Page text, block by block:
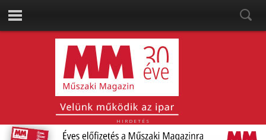
HIRDETÉS